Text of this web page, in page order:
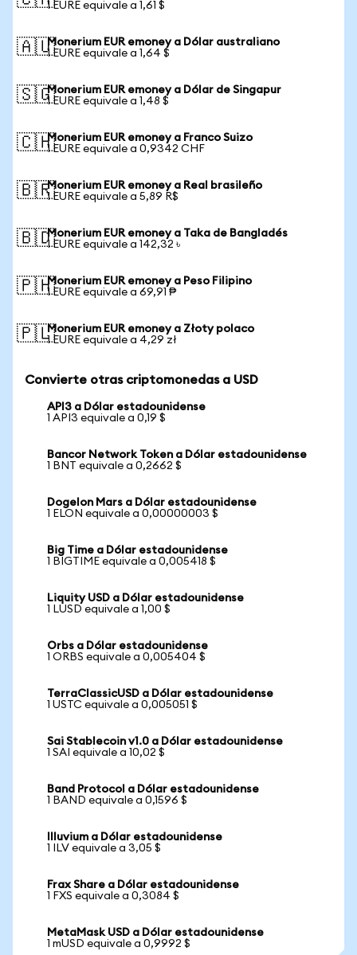
1 EURE equivale a 1,61 $
🇦🇺Monerium EUR emoney a Dólar australiano
1 EURE equivale a 1,64 $
🇸🇬Monerium EUR emoney a Dólar de Singapur
1 EURE equivale a 1,48 $
🇨🇭Monerium EUR emoney a Franco Suizo
1 EURE equivale a 0,9342 CHF
🇧🇷Monerium EUR emoney a Real brasileño
1 EURE equivale a 5,89 R$
🇧🇩Monerium EUR emoney a Taka de Bangladés
1 EURE equivale a 142,32 ৳
🇵🇭Monerium EUR emoney a Peso Filipino
1 EURE equivale a 69,91 ₱
🇵🇱Monerium EUR emoney a Złoty polaco
1 EURE equivale a 4,29 zł
Convierte otras criptomonedas a USD
API3 a Dólar estadounidense
1 API3 equivale a 0,19 $
Bancor Network Token a Dólar estadounidense
1 BNT equivale a 0,2662 $
Dogelon Mars a Dólar estadounidense
1 ELON equivale a 0,00000003 $
Big Time a Dólar estadounidense
1 BIGTIME equivale a 0,005418 $
Liquity USD a Dólar estadounidense
1 LUSD equivale a 1,00 $
Orbs a Dólar estadounidense
1 ORBS equivale a 0,005404 $
TerraClassicUSD a Dólar estadounidense
1 USTC equivale a 0,005051 $
Sai Stablecoin v1.0 a Dólar estadounidense
1 SAI equivale a 10,02 $
Band Protocol a Dólar estadounidense
1 BAND equivale a 0,1596 $
Illuvium a Dólar estadounidense
1 ILV equivale a 3,05 $
Frax Share a Dólar estadounidense
1 FXS equivale a 0,3084 $
MetaMask USD a Dólar estadounidense
1 mUSD equivale a 0,9992 $